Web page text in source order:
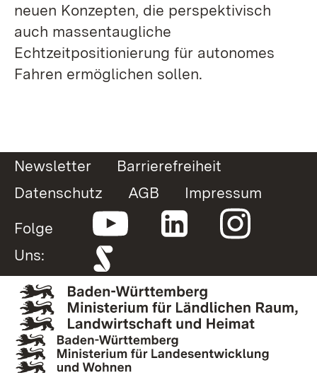
neuen Konzepten, die perspektivisch
auch massentaugliche
Echtzeitpositionierung für autonomes
Fahren ermöglichen sollen.
Newsletter
Barrierefreiheit
Datenschutz
AGB
Impressum
Folge
Uns: